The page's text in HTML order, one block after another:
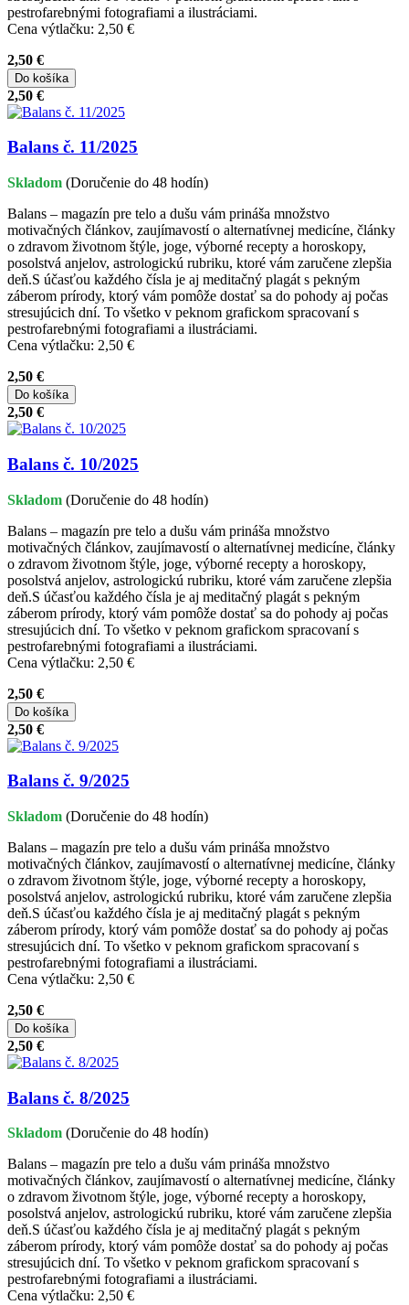
pestrofarebnými fotografiami a ilustráciami.
Cena výtlačku: 2,50 €
2,50 €
Do košíka
2,50 €
Balans č. 11/2025
Skladom (Doručenie do 48 hodín)
Balans – magazín pre telo a dušu vám prináša množstvo
motivačných článkov, zaujímavostí o alternatívnej medicíne, články
o zdravom životnom štýle, joge, výborné recepty a horoskopy,
posolstvá anjelov, astrologickú rubriku, ktoré vám zaručene zlepšia
deň.S účasťou každého čísla je aj meditačný plagát s pekným
záberom prírody, ktorý vám pomôže dostať sa do pohody aj počas
stresujúcich dní. To všetko v peknom grafickom spracovaní s
pestrofarebnými fotografiami a ilustráciami.
Cena výtlačku: 2,50 €
2,50 €
Do košíka
2,50 €
Balans č. 10/2025
Skladom (Doručenie do 48 hodín)
Balans – magazín pre telo a dušu vám prináša množstvo
motivačných článkov, zaujímavostí o alternatívnej medicíne, články
o zdravom životnom štýle, joge, výborné recepty a horoskopy,
posolstvá anjelov, astrologickú rubriku, ktoré vám zaručene zlepšia
deň.S účasťou každého čísla je aj meditačný plagát s pekným
záberom prírody, ktorý vám pomôže dostať sa do pohody aj počas
stresujúcich dní. To všetko v peknom grafickom spracovaní s
pestrofarebnými fotografiami a ilustráciami.
Cena výtlačku: 2,50 €
2,50 €
Do košíka
2,50 €
Balans č. 9/2025
Skladom (Doručenie do 48 hodín)
Balans – magazín pre telo a dušu vám prináša množstvo
motivačných článkov, zaujímavostí o alternatívnej medicíne, články
o zdravom životnom štýle, joge, výborné recepty a horoskopy,
posolstvá anjelov, astrologickú rubriku, ktoré vám zaručene zlepšia
deň.S účasťou každého čísla je aj meditačný plagát s pekným
záberom prírody, ktorý vám pomôže dostať sa do pohody aj počas
stresujúcich dní. To všetko v peknom grafickom spracovaní s
pestrofarebnými fotografiami a ilustráciami.
Cena výtlačku: 2,50 €
2,50 €
Do košíka
2,50 €
Balans č. 8/2025
Skladom (Doručenie do 48 hodín)
Balans – magazín pre telo a dušu vám prináša množstvo
motivačných článkov, zaujímavostí o alternatívnej medicíne, články
o zdravom životnom štýle, joge, výborné recepty a horoskopy,
posolstvá anjelov, astrologickú rubriku, ktoré vám zaručene zlepšia
deň.S účasťou každého čísla je aj meditačný plagát s pekným
záberom prírody, ktorý vám pomôže dostať sa do pohody aj počas
stresujúcich dní. To všetko v peknom grafickom spracovaní s
pestrofarebnými fotografiami a ilustráciami.
Cena výtlačku: 2,50 €